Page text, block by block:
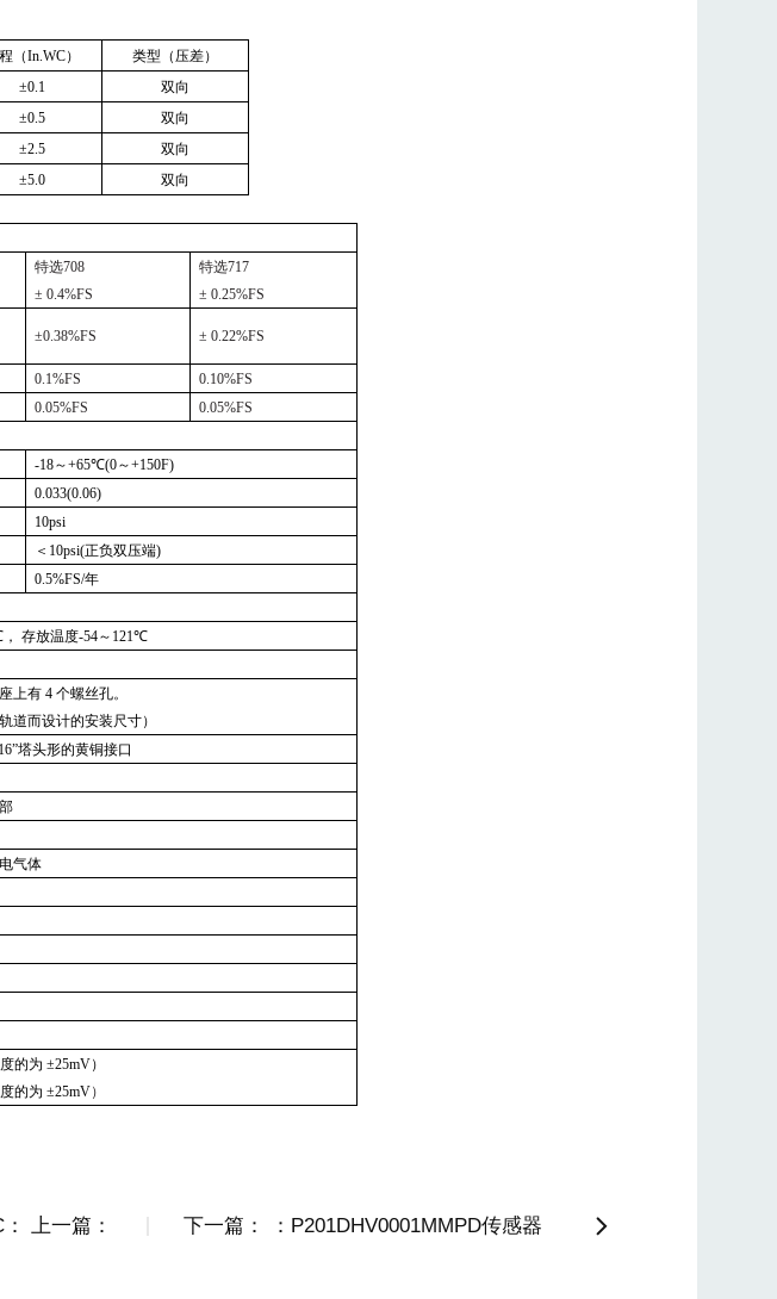
（In.WC）
类型（压差）
±0.1
双向
±0.5
双向
±2.5
双向
±5.0 双向
特选708
± 0.4%FS
特选717
± 0.25%FS
±0.38%FS ± 0.22%FS
0.1%FS
0.10%FS
0.05%FS
0.05%FS
-18～+65℃(0～+150F)
0.033(0.06)
10psi
＜ 10psi(正负双压端)
0.5%FS/年
， 存放温度-54～ 121℃
上有 4个螺丝孔。
道而设计的安装尺寸）
塔头形的黄铜接口
气体
的为±25mV）
的为±25mV）
上一篇： 下一篇： ：P201DHV0001MMPD传感器